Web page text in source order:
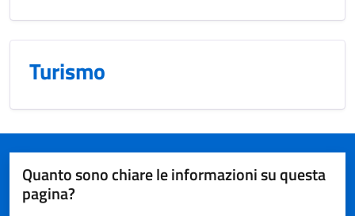
Turismo
Quanto sono chiare le informazioni su questa
pagina?